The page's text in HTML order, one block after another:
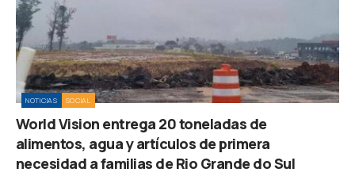
NOTICIAS SOCIAL
World Vision entrega 20 toneladas de
alimentos, agua y artículos de primera
necesidad a familias de Rio Grande do Sul